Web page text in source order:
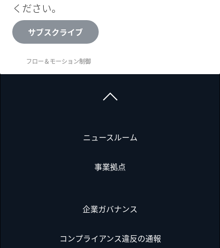
ください。
サブスクライブ
フロー＆モーション制御
ニュースルーム
事業拠点
企業ガバナンス
コンプライアンス違反の通報